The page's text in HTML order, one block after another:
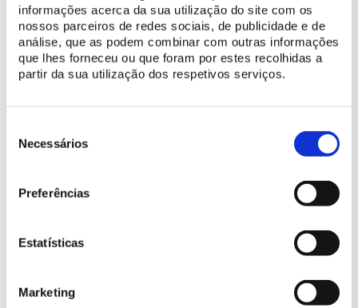
informações acerca da sua utilização do site com os
nossos parceiros de redes sociais, de publicidade e de
análise, que as podem combinar com outras informações
que lhes forneceu ou que foram por estes recolhidas a
partir da sua utilização dos respetivos serviços.
Necessários
Preferências
Estatísticas
Marketing
O ateliê “Ovos dourados, ovos coloridos e as artes decorativas
no Palácio” dirige-se afamílias com crianças a partir dos 5
anos e tem a duração de 2 horas. Osbilhetesà venda nositeda
Parques de Sintra custam 14€ para adultos e 12,5€ para jovens